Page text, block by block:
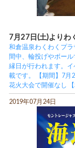
7月27日(土)よりわ
和倉温泉わくわくプ
間中、輪投げやボー
縁日が行われます。
載です。 【期間】7
花火大会で開催なし
2019年07月24日